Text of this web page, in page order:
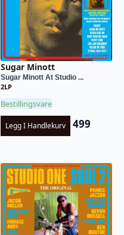
Sugar Minott
Sugar Minott At Studio ...
2LP
Bestillingsvare
Legg I Handlekurv 499